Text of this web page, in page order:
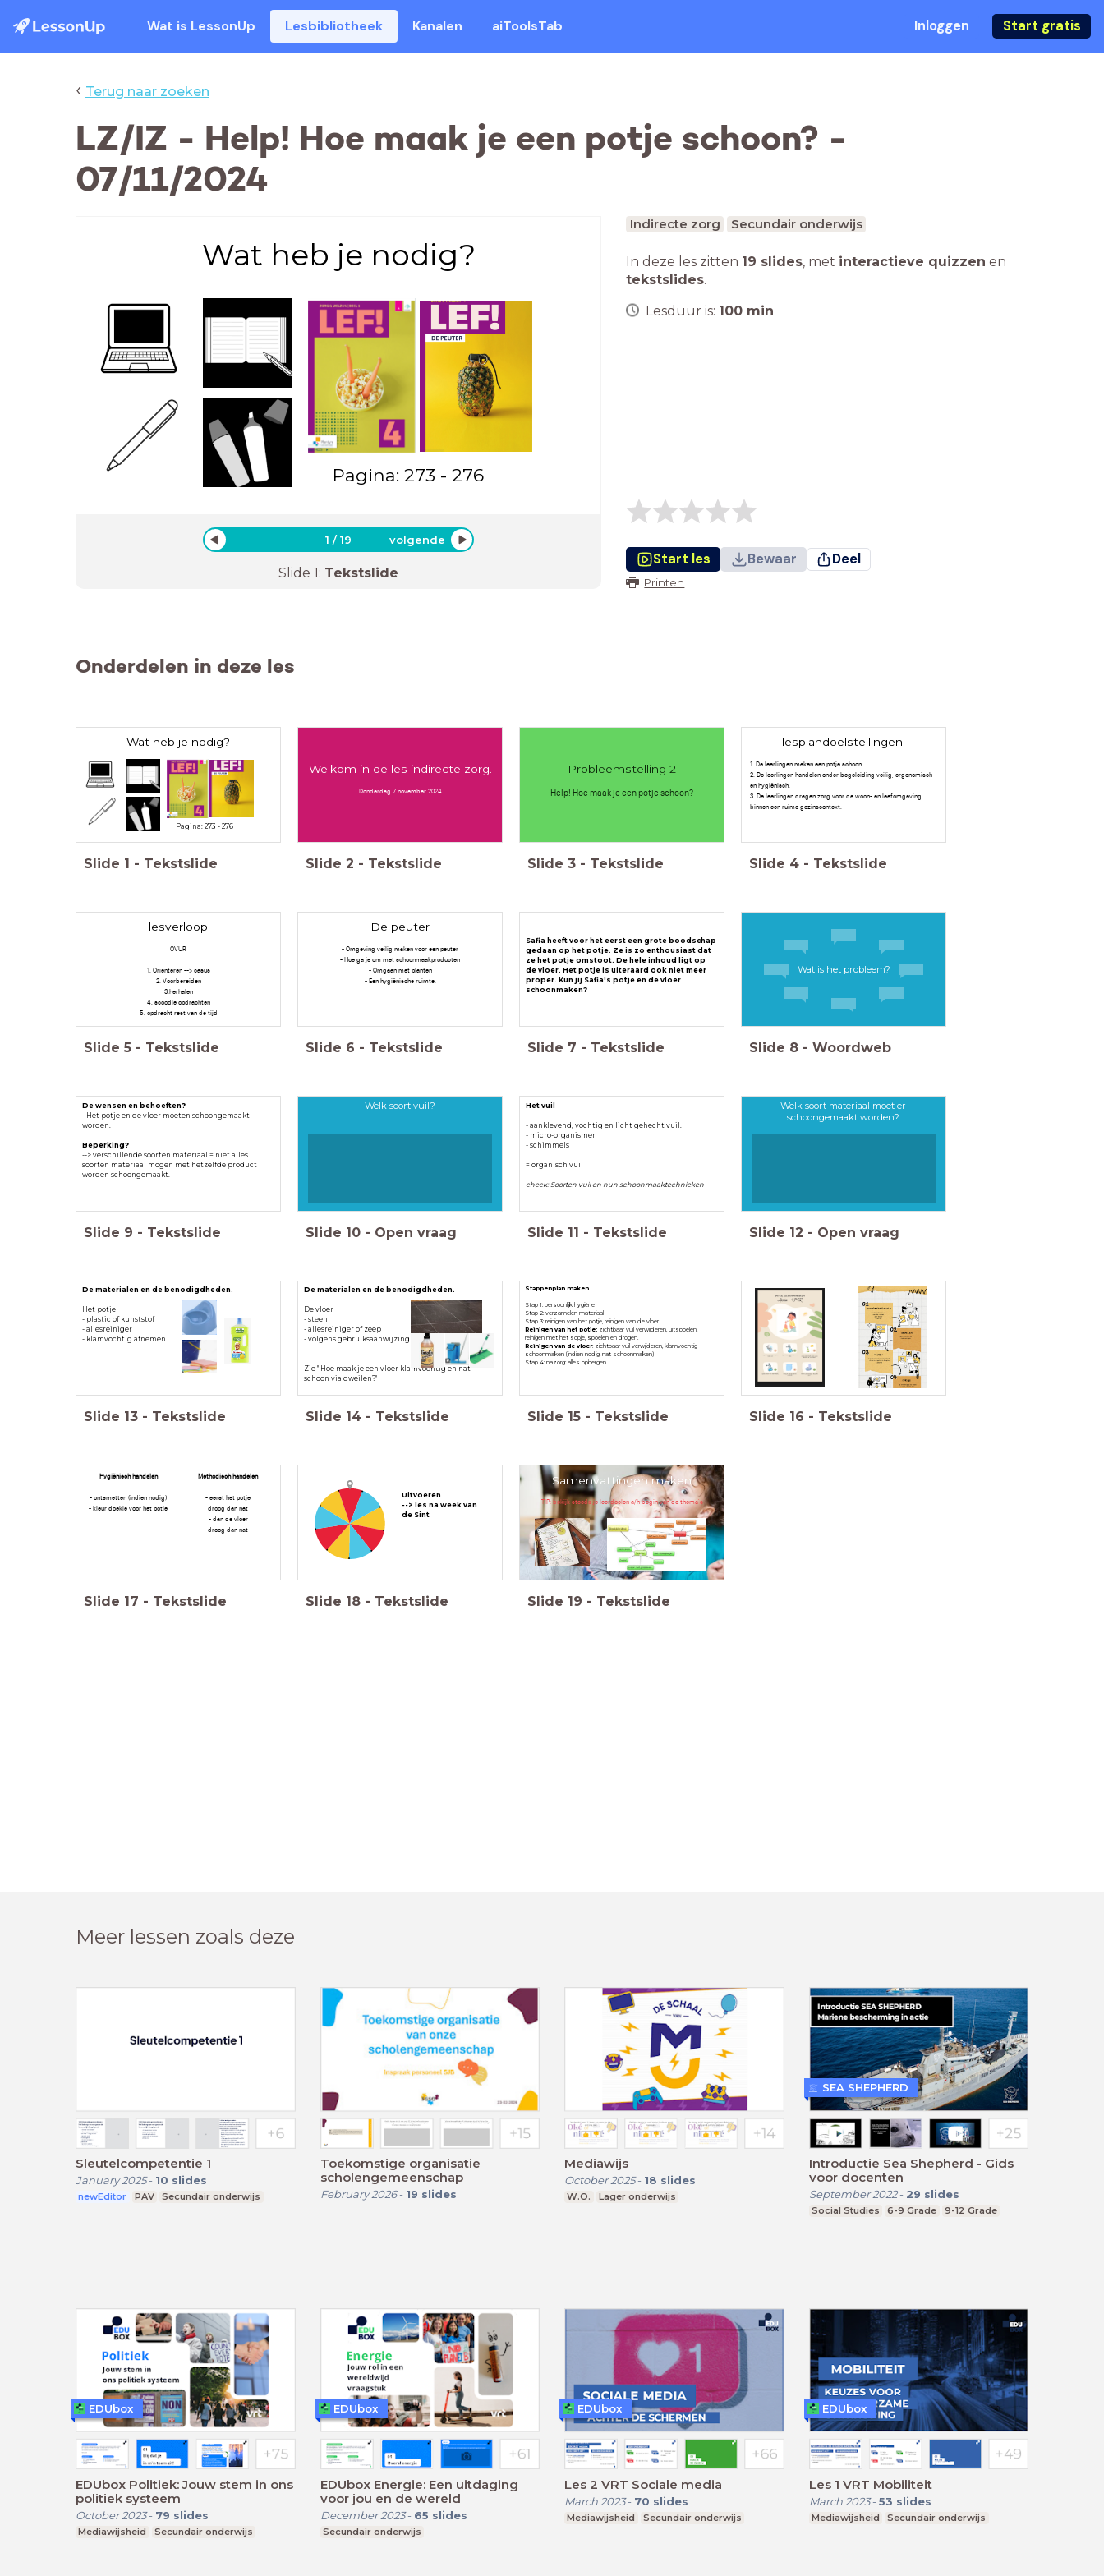
Wat is LessonUp Lesbibliotheek Kanalen aiToolsTab Inloggen Start gratis
‹ Terug naar zoeken
LZ/IZ - Help! Hoe maak je een potje schoon? -
07/11/2024
Wat heb je nodig?
Pagina: 273 - 276
1 /19 volgende
Slide 1: Tekstslide
Indirecte zorg Secundair onderwijs
In deze les zitten 19 slides, met interactieve quizzen en
tekstslides.
Lesduur is: 100 min
Start les Bewaar Deel
Printen
Onderdelen in deze les
Wat heb je nodig?
Pagina: 273 - 276
Slide 1 - Tekstslide
Welkom in de les indirecte zorg.
Donderdag 7 november 2024
Slide 2 - Tekstslide
Probleemstelling 2
Help! Hoe maak je een potje schoon?
Slide 3 - Tekstslide
lesplandoelstellingen
1. De leerlingen maken een potje schoon.
2. De leerlingen handelen onder begeleiding veilig, ergonomisch
en hygiënisch.
3. De leerlingen dragen zorg voor de woon- en leefomgeving
binnen een ruime gezinscontext.
Slide 4 - Tekstslide
lesverloop
OVUR
1. Oriënteren --> casus
2. Voorbereiden
3.herhalen
4. scoodle opdrachten
5. opdracht rest van de tijd
Slide 5 - Tekstslide
De peuter
- Omgeving veilig maken voor een peuter
- Hoe ga je om met schoonmaakproducten
- Omgaan met planten
- Een hygiënische ruimte.
Slide 6 - Tekstslide
Safia heeft voor het eerst een grote boodschap
gedaan op het potje. Ze is zo enthousiast dat
ze het potje omstoot. De hele inhoud ligt op
de vloer. Het potje is uiteraard ook niet meer
proper. Kun jij Safia's potje en de vloer
schoonmaken?
Slide 7 - Tekstslide
Wat is het probleem?
Slide 8 - Woordweb
De wensen en behoeften?
- Het potje en de vloer moeten schoongemaakt
worden.
Beperking?
--> verschillende soorten materiaal = niet alles
soorten materiaal mogen met hetzelfde product
worden schoongemaakt.
Slide 9 - Tekstslide
Welk soort vuil?
Slide 10 - Open vraag
Het vuil
- aanklevend, vochtig en licht gehecht vuil.
- micro-organismen
- schimmels
= organisch vuil
check: Soorten vuil en hun schoonmaaktechnieken
Slide 11 - Tekstslide
Welk soort materiaal moet er
schoongemaakt worden?
Slide 12 - Open vraag
De materialen en de benodigdheden.
Het potje
- plastic of kunststof
- allesreiniger
- klamvochtig afnemen
Slide 13 - Tekstslide
De materialen en de benodigdheden.
De vloer
- steen
- allesreiniger of zeep
- volgens gebruiksaanwijzing
Zie " Hoe maak je een vloer klamvochtig en nat
schoon via dweilen?"
Slide 14 - Tekstslide
Stappenplan maken
Stap 1: persoonlijk hygiëne
Stap 2: verzamelen materiaal
Stap 3: reinigen van het potje, reinigen van de vloer
Reinigen van het potje: zichtbaar vuil verwijderen, uitspoelen,
reinigen met het sopje, spoelen en drogen.
Reinigen van de vloer: zichtbaar vuil verwijderen, klamvochtig
schoonmaken (indien nodig, nat schoonmaken)
Stap 4: nazorg: alles opbergen
Slide 15 - Tekstslide Slide 16 - Tekstslide
Hygiënisch handelen
- ontsmetten (indien nodig)
- kleur doekje voor het potje
Methodisch handelen
- eerst het potje
droog dan nat
- dan de vloer
droog dan nat
Slide 17 - Tekstslide
Uitvoeren
--> les na week van
de Sint
Slide 18 - Tekstslide
Samenvattingen maken
TIP: bekijk steeds je leerdoelen a/h begin van de thema's
Slide 19 - Tekstslide
Meer lessen zoals deze
Sleutelcompetentie 1
January 2025- 10 slides
newEditor PAV Secundair onderwijs
Toekomstige organisatie
scholengemeenschap
February 2026- 19 slides
Mediawijs
October 2025- 18 slides
W.O. Lager onderwijs
Introductie Sea Shepherd - Gids
voor docenten
September 2022- 29 slides
Social Studies 6-9 Grade 9-12 Grade
SEA SHEPHERD
EDUbox Politiek: Jouw stem in ons
politiek systeem
October 2023- 79 slides
Mediawijsheid Secundair onderwijs
EDUbox
EDUbox Energie: Een uitdaging
voor jou en de wereld
December 2023- 65 slides
Secundair onderwijs
EDUbox
Les 2 VRT Sociale media
March 2023- 70 slides
Mediawijsheid Secundair onderwijs
EDUbox
Les 1 VRT Mobiliteit
March 2023- 53 slides
Mediawijsheid Secundair onderwijs
EDUbox